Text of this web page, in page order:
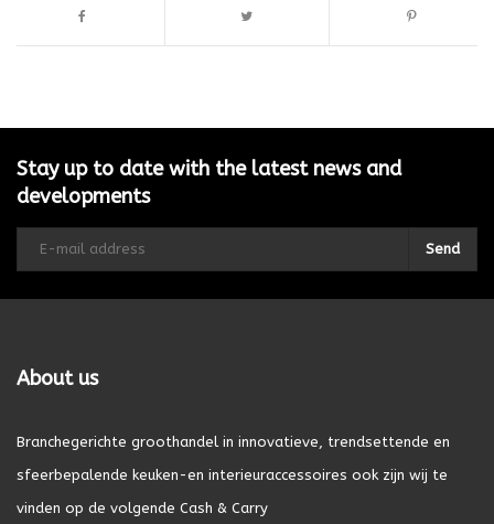
Stay up to date with the latest news and
developments
Send
About us
Branchegerichte groothandel in innovatieve, trendsettende en
sfeerbepalende keuken-en interieuraccessoires ook zijn wij te
vinden op de volgende Cash & Carry